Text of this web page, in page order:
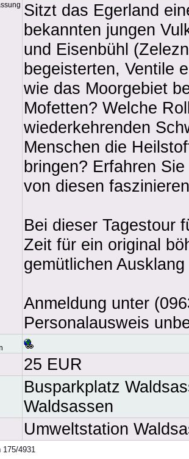
Sitzt das Egerland
bekannten jungen
und Eisenbühl
begeisterten, Ventile
wie das Moorgebiet
Mofetten? Welche
wiederkehrenden
Menschen die
bringen? Erfahren
von diesen
Bei dieser Tagestour
Zeit für ein original
gemütlichen
Anmeldung unter
Personalausweis
25 EUR
Busparkplatz
Waldsassen
Umweltstation
175/4931